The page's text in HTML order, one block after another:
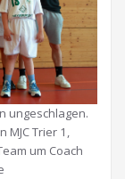
ungeschlagen.
MJC Trier 1,
um Coach